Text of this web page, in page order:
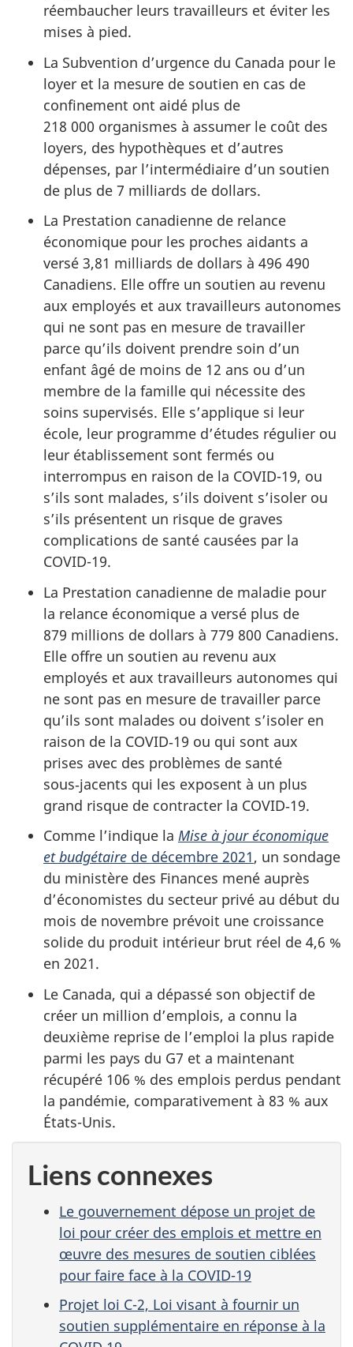
réembaucher leurs travailleurs et éviter les
mises à pied.
La Subvention d’urgence du Canada pour le
loyer et la mesure de soutien en cas de
confinement ont aidé plus de
218 000 organismes à assumer le coût des
loyers, des hypothèques et d’autres
dépenses, par l’intermédiaire d’un soutien
de plus de 7 milliards de dollars.
La Prestation canadienne de relance
économique pour les proches aidants a
versé 3,81 milliards de dollars à 496 490
Canadiens. Elle offre un soutien au revenu
aux employés et aux travailleurs autonomes
qui ne sont pas en mesure de travailler
parce qu’ils doivent prendre soin d’un
enfant âgé de moins de 12 ans ou d’un
membre de la famille qui nécessite des
soins supervisés. Elle s’applique si leur
école, leur programme d’études régulier ou
leur établissement sont fermés ou
interrompus en raison de la COVID-19, ou
s’ils sont malades, s’ils doivent s’isoler ou
s’ils présentent un risque de graves
complications de santé causées par la
COVID-19.
La Prestation canadienne de maladie pour
la relance économique a versé plus de
879 millions de dollars à 779 800 Canadiens.
Elle offre un soutien au revenu aux
employés et aux travailleurs autonomes qui
ne sont pas en mesure de travailler parce
qu’ils sont malades ou doivent s’isoler en
raison de la COVID‑19 ou qui sont aux
prises avec des problèmes de santé
sous‑jacents qui les exposent à un plus
grand risque de contracter la COVID‑19.
Comme l’indique la Mise à jour économique
et budgétaire de décembre 2021, un sondage
du ministère des Finances mené auprès
d’économistes du secteur privé au début du
mois de novembre prévoit une croissance
solide du produit intérieur brut réel de 4,6 %
en 2021.
Le Canada, qui a dépassé son objectif de
créer un million d’emplois, a connu la
deuxième reprise de l’emploi la plus rapide
parmi les pays du G7 et a maintenant
récupéré 106 % des emplois perdus pendant
la pandémie, comparativement à 83 % aux
États-Unis.
Liens connexes
Le gouvernement dépose un projet de
loi pour créer des emplois et mettre en
œuvre des mesures de soutien ciblées
pour faire face à la COVID-19
Projet loi C-2, Loi visant à fournir un
soutien supplémentaire en réponse à la